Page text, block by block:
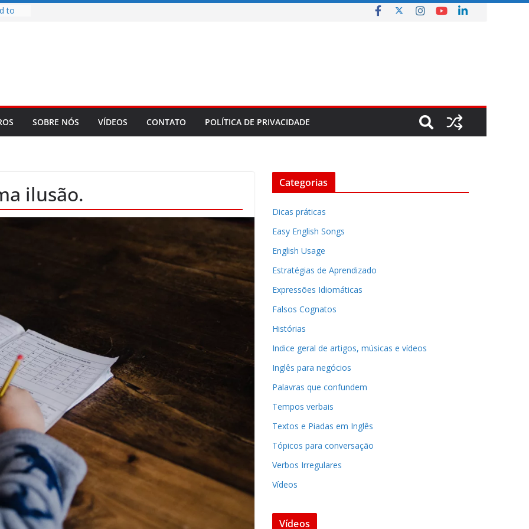
to
SOBRE NÓS VÍDEOS CONTATO POLÍTICA DE PRIVACIDADE
ilusão. Categorias
Dicas práticas
Easy English Songs
English Usage
Estratégias de Aprendizado
Expressões Idiomáticas
Falsos Cognatos
Histórias
Indice geral de artigos, músicas e vídeos
Inglês para negócios
Palavras que confundem
Tempos verbais
Textos e Piadas em Inglês
Tópicos para conversação
Verbos Irregulares
Vídeos
Vídeos